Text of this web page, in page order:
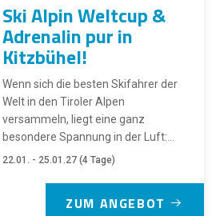
Ski Alpin Weltcup &
Adrenalin pur in
Kitzbühel!
Wenn sich die besten Skifahrer der
Welt in den Tiroler Alpen
versammeln, liegt eine ganz
besondere Spannung in der Luft:...
22.01. - 25.01.27 (4 Tage)
ZUM ANGEBOT